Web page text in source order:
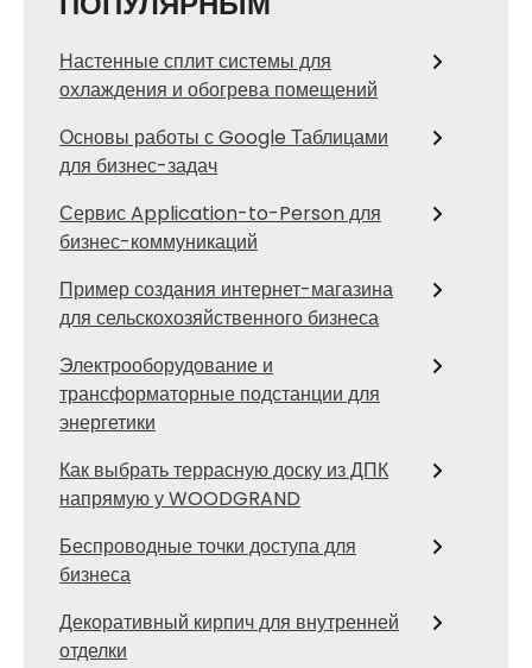
Настенные сплит системы для
охлаждения и обогрева помещений
Основы работы с Google Таблицами
для бизнес-задач
Сервис Application-to-Person для
бизнес-коммуникаций
Пример создания интернет-магазина
для сельскохозяйственного бизнеса
Электрооборудование и
трансформаторные подстанции для
энергетики
Как выбрать террасную доску из ДПК
напрямую у WOODGRAND
Беспроводные точки доступа для
бизнеса
Декоративный кирпич для внутренней
отделки